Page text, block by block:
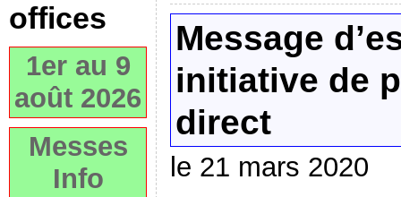
offices
1er au 9
août 2026
Messes
Info
Message
initiative de
direct
le 21 mars 2020